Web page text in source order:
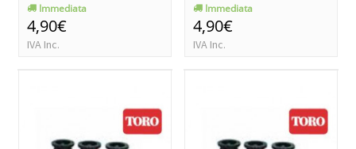
Immediata
4,90€
IVA Inc.
Immediata
4,90€
IVA Inc.